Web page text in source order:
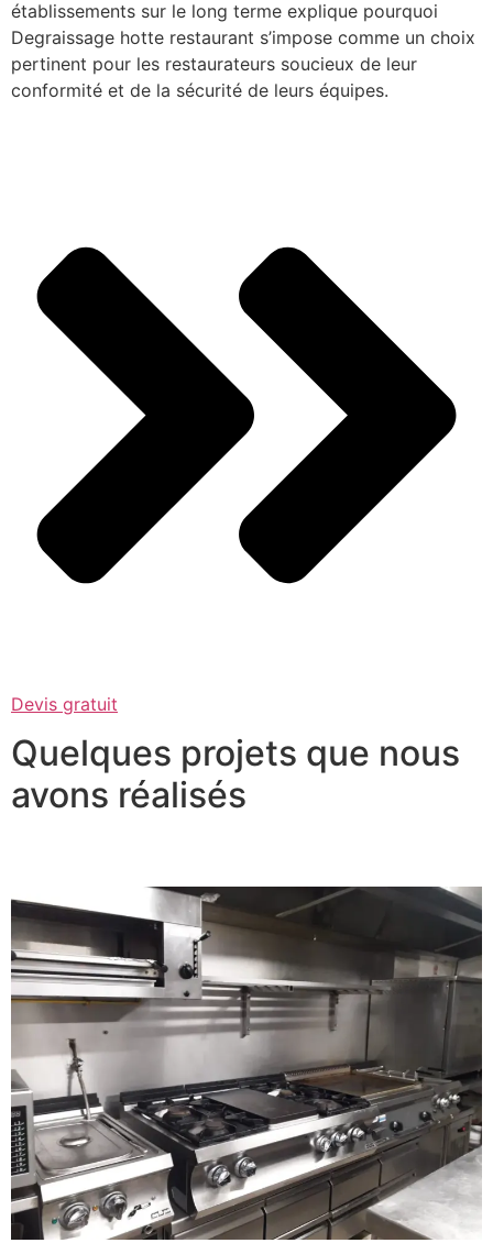
établissements sur le long terme explique pourquoi
Degraissage hotte restaurant s’impose comme un choix
pertinent pour les restaurateurs soucieux de leur
conformité et de la sécurité de leurs équipes.
Devis gratuit
Quelques projets que nous
avons réalisés